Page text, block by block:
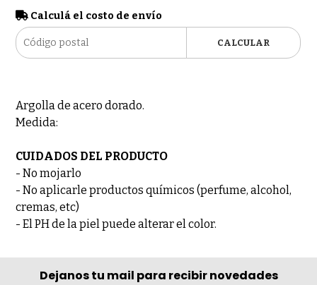
Calculá el costo de envío
CALCULAR
Argolla de acero dorado.
Medida:
CUIDADOS DEL PRODUCTO
- No mojarlo
- No aplicarle productos químicos (perfume, alcohol,
cremas, etc)
- El PH de la piel puede alterar el color.
Dejanos tu mail para recibir novedades